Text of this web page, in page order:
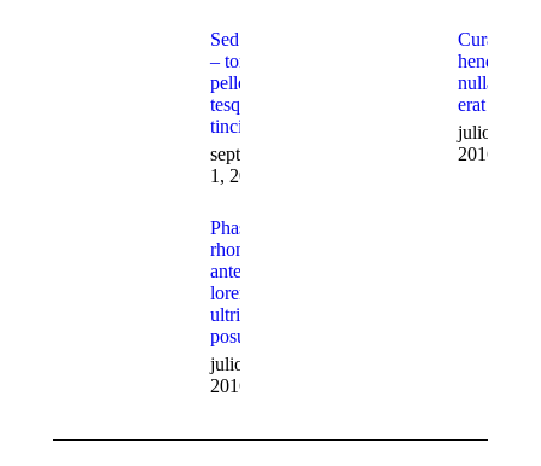
Sed mattis
– tortor
pellen
tesque
tincidunt
septiembre
1, 2016
Curabitur
hendrerit
nulla vel
erat
julio 26,
2016
Phasellus
rhoncus
ante
lorem
ultrices
posuere
julio 25,
2016